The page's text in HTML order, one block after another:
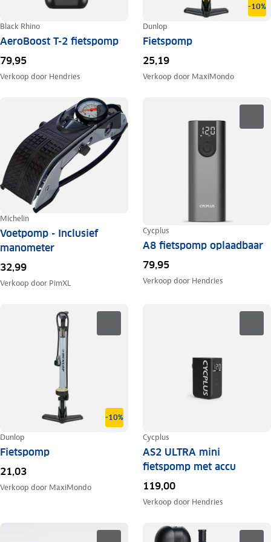
Black Rhino
AeroBoost T-2 fietspomp
79,95
Verkoop door Hendries
-10%
Dunlop
Fietspomp
25,19
Verkoop door MaxiMondo
Michelin
Voetpomp - Inclusief
manometer
32,99
Verkoop door PimXL
Cycplus
A8 fietspomp oplaadbaar
79,95
Verkoop door Hendries
-10%
Dunlop
Fietspomp
21,03
Verkoop door MaxiMondo
Cycplus
AS2 ULTRA mini
fietspomp met accu
119,00
Verkoop door Hendries